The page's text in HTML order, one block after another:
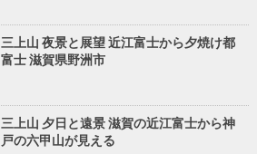
三上山 夜景と展望 近江富士から夕焼け都
富士 滋賀県野洲市
三上山 夕日と遠景 滋賀の近江富士から神
戸の六甲山が見える